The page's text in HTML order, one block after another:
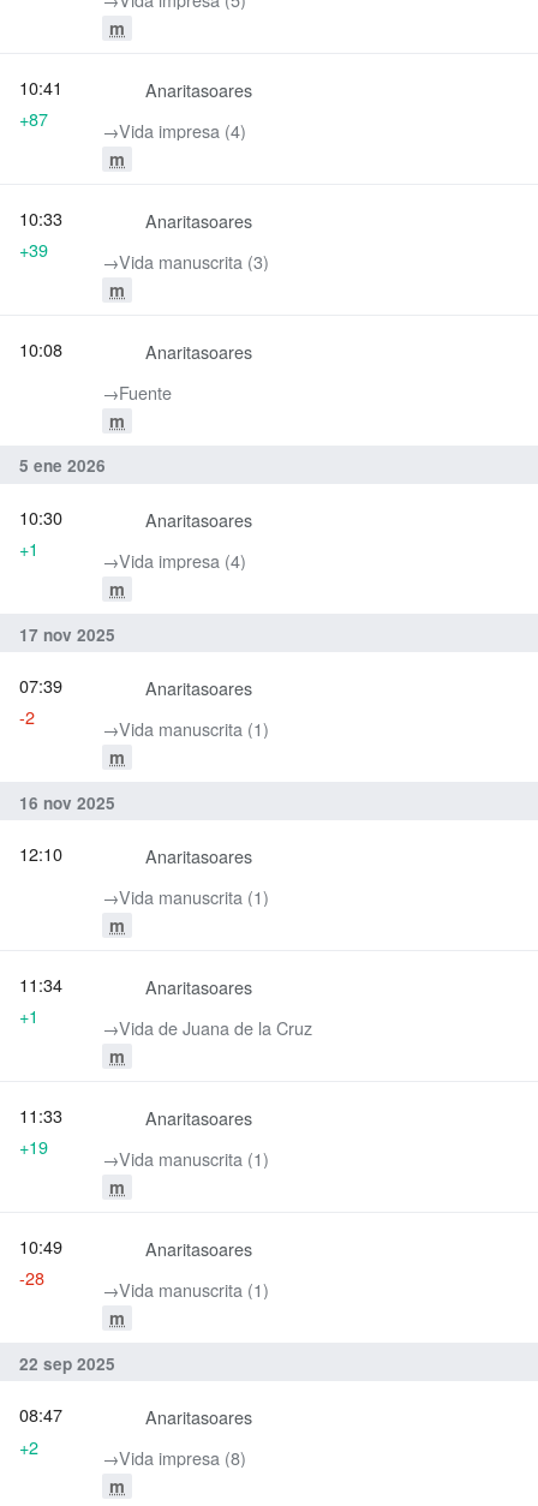
m
Anaritasoares
→‎Vida impresa (4)
m
10:41
+87
Anaritasoares
→‎Vida manuscrita (3)
m
10:33
+39
Anaritasoares
→‎Fuente
m
10:08
5 ene 2026
Anaritasoares
→‎Vida impresa (4)
m
10:30
+1
17 nov 2025
Anaritasoares
→‎Vida manuscrita (1)
m
07:39
-2
16 nov 2025
Anaritasoares
→‎Vida manuscrita (1)
m
12:10
Anaritasoares
→‎Vida de Juana de la Cruz
m
11:34
+1
Anaritasoares
→‎Vida manuscrita (1)
m
11:33
+19
Anaritasoares
→‎Vida manuscrita (1)
m
10:49
-28
22 sep 2025
Anaritasoares
→‎Vida impresa (8)
m
08:47
+2